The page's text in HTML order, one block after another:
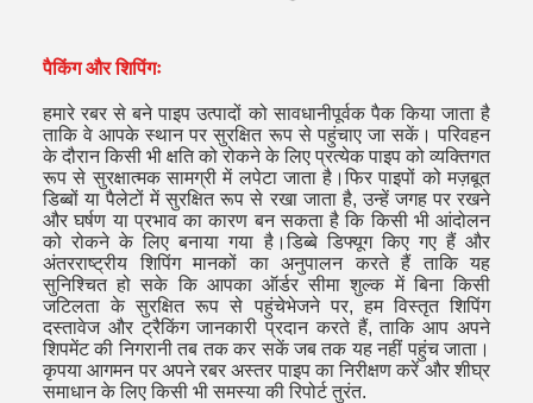
पैकिंग और शिपिंगः
हमारे रबर से बने पाइप उत्पादों को सावधानीपूर्वक पैक किया जाता है
ताकि वे आपके स्थान पर सुरक्षित रूप से पहुंचाए जा सकें। परिवहन
के दौरान किसी भी क्षति को रोकने के लिए प्रत्येक पाइप को व्यक्तिगत
रूप से सुरक्षात्मक सामग्री में लपेटा जाता है।फिर पाइपों को मज़बूत
डिब्बों या पैलेटों में सुरक्षित रूप से रखा जाता है, उन्हें जगह पर रखने
और घर्षण या प्रभाव का कारण बन सकता है कि किसी भी आंदोलन
को रोकने के लिए बनाया गया है।डिब्बे डिफ्यूग किए गए हैं और
अंतरराष्ट्रीय शिपिंग मानकों का अनुपालन करते हैं ताकि यह
सुनिश्चित हो सके कि आपका ऑर्डर सीमा शुल्क में बिना किसी
जटिलता के सुरक्षित रूप से पहुंचेभेजने पर, हम विस्तृत शिपिंग
दस्तावेज और ट्रैकिंग जानकारी प्रदान करते हैं, ताकि आप अपने
शिपमेंट की निगरानी तब तक कर सकें जब तक यह नहीं पहुंच जाता।
कृपया आगमन पर अपने रबर अस्तर पाइप का निरीक्षण करें और शीघ्र
समाधान के लिए किसी भी समस्या की रिपोर्ट तुरंत.